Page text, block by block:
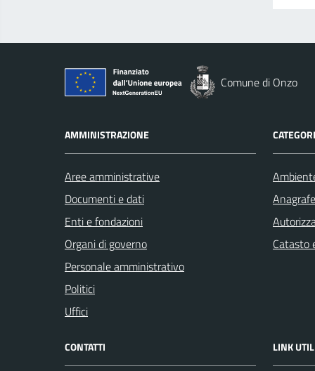
Comune di Onzo
AMMINISTRAZIONE
Aree amministrative
Documenti e dati
Enti e fondazioni
Organi di governo
Personale amministrativo
Politici
Uffici
Catasto
CONTATTI LINK